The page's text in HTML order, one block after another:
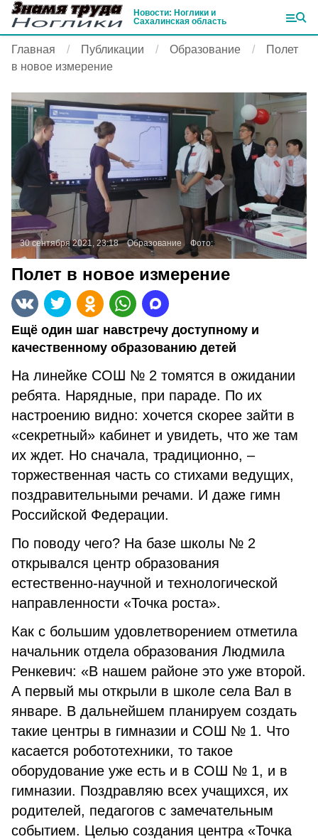
Новости: Ноглики и
Сахалинская область
Главная Публикации Образование
Полет
в новое измерение
30 сентября 2021, 23:18 Образование Фото:
Полет в новое измерение
Ещё один шаг навстречу доступному и
качественному образованию детей
На линейке СОШ № 2 томятся в ожидании
ребята. Нарядные, при параде. По их
настроению видно: хочется скорее зайти в
«секретный» кабинет и увидеть, что же там
их ждет. Но сначала, традиционно, –
торжественная часть со стихами ведущих,
поздравительными речами. И даже гимн
Российской Федерации.
По поводу чего? На базе школы № 2
открывался центр образования
естественно-научной и технологической
направленности «Точка роста».
Как с большим удовлетворением отметила
начальник отдела образования Людмила
Ренкевич: «В нашем районе это уже второй.
А первый мы открыли в школе села Вал в
январе. В дальнейшем планируем создать
такие центры в гимназии и СОШ № 1. Что
касается робототехники, то такое
оборудование уже есть и в СОШ № 1, и в
гимназии. Поздравляю всех учащихся, их
родителей, педагогов с замечательным
событием. Целью создания центра «Точка